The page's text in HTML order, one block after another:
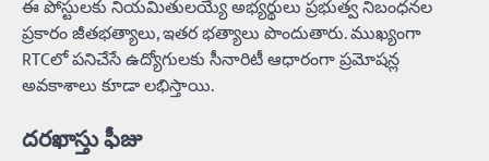
ఈ పోస్టులకు నియమితులయ్యే అభ్యర్థులు ప్రభుత్వ నిబంధనల
ప్రకారం జీతభత్యాలు, ఇతర భత్యాలు పొందుతారు. ముఖ్యంగా
RTCలో పనిచేసే ఉద్యోగులకు సీనారిటీ ఆధారంగా ప్రమోషన్ల
అవకాశాలు కూడా లభిస్తాయి.
దరఖాస్తు ఫీజు